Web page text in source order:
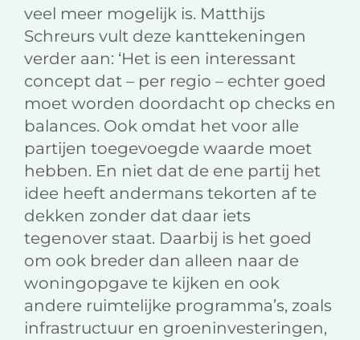
veel meer mogelijk is. Matthijs
Schreurs vult deze kanttekeningen
verder aan: ‘Het is een interessant
concept dat – per regio – echter goed
moet worden doordacht op checks en
balances. Ook omdat het voor alle
partijen toegevoegde waarde moet
hebben. En niet dat de ene partij het
idee heeft andermans tekorten af te
dekken zonder dat daar iets
tegenover staat. Daarbij is het goed
om ook breder dan alleen naar de
woningopgave te kijken en ook
andere ruimtelijke programma’s, zoals
infrastructuur en groeninvesteringen,